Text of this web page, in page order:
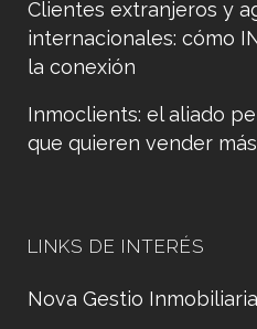
Clientes extranjeros y
internacionales: cómo
la conexión
Inmoclients: el aliado
que quieren vender
LINKS DE INTERÉS
Nova Gestio Inmobiliaria